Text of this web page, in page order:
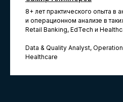
8+ лет практического опыта в
и операционном анализе в
Retail Banking, EdTech и
Data & Quality Analyst,
Healthcare
навыки.
Мотивируемпостоянно
развиваться и после
Обновляемконтент 2
год
40+